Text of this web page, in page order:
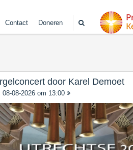
Contact Doneren
door Karel Demoet
08-08-2026 om 13:00